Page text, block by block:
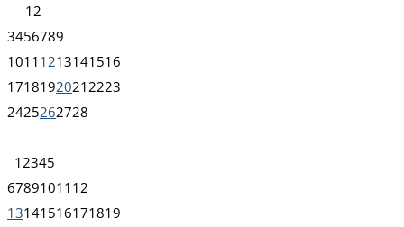
1 2
3456789
1011 1213141516
1718192021 2223
2425262728
1 2345
67891011 12
13141516171819